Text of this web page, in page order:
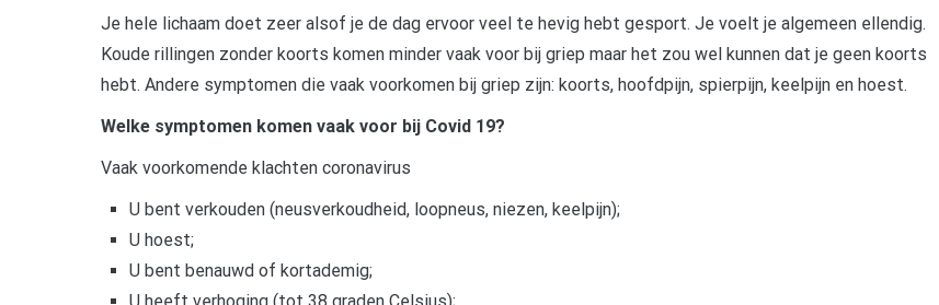
Je hele lichaam doet zeer alsof je de dag ervoor veel te hevig hebt gesport. Je voelt je algemeen ellendig.
Koude rillingen zonder koorts komen minder vaak voor bij griep maar het zou wel kunnen dat je geen koorts
hebt. Andere symptomen die vaak voorkomen bij griep zijn: koorts, hoofdpijn, spierpijn, keelpijn en hoest.
Welke symptomen komen vaak voor bij Covid 19?
Vaak voorkomende klachten coronavirus
U bent verkouden (neusverkoudheid, loopneus, niezen, keelpijn);
U hoest;
U bent benauwd of kortademig;
U heeft verhoging (tot 38 graden Celsius);